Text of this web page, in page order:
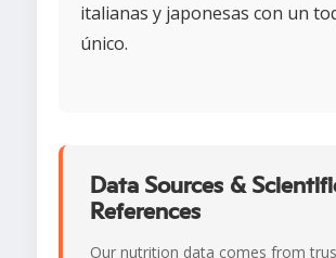
italianas y japonesas con un
único.
Data Sources &
References
Our nutrition data comes from